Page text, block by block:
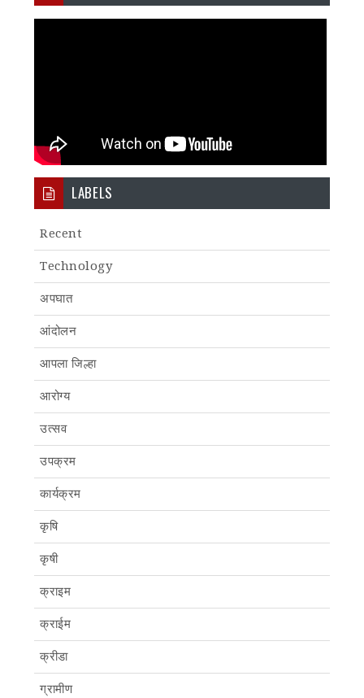
LABELS
Recent
Technology
अपघात
आंदोलन
आपला जिल्हा
आरोग्य
उत्सव
उपक्रम
कार्यक्रम
कृषि
कृषी
क्राइम
क्राईम
क्रीडा
ग्रामीण